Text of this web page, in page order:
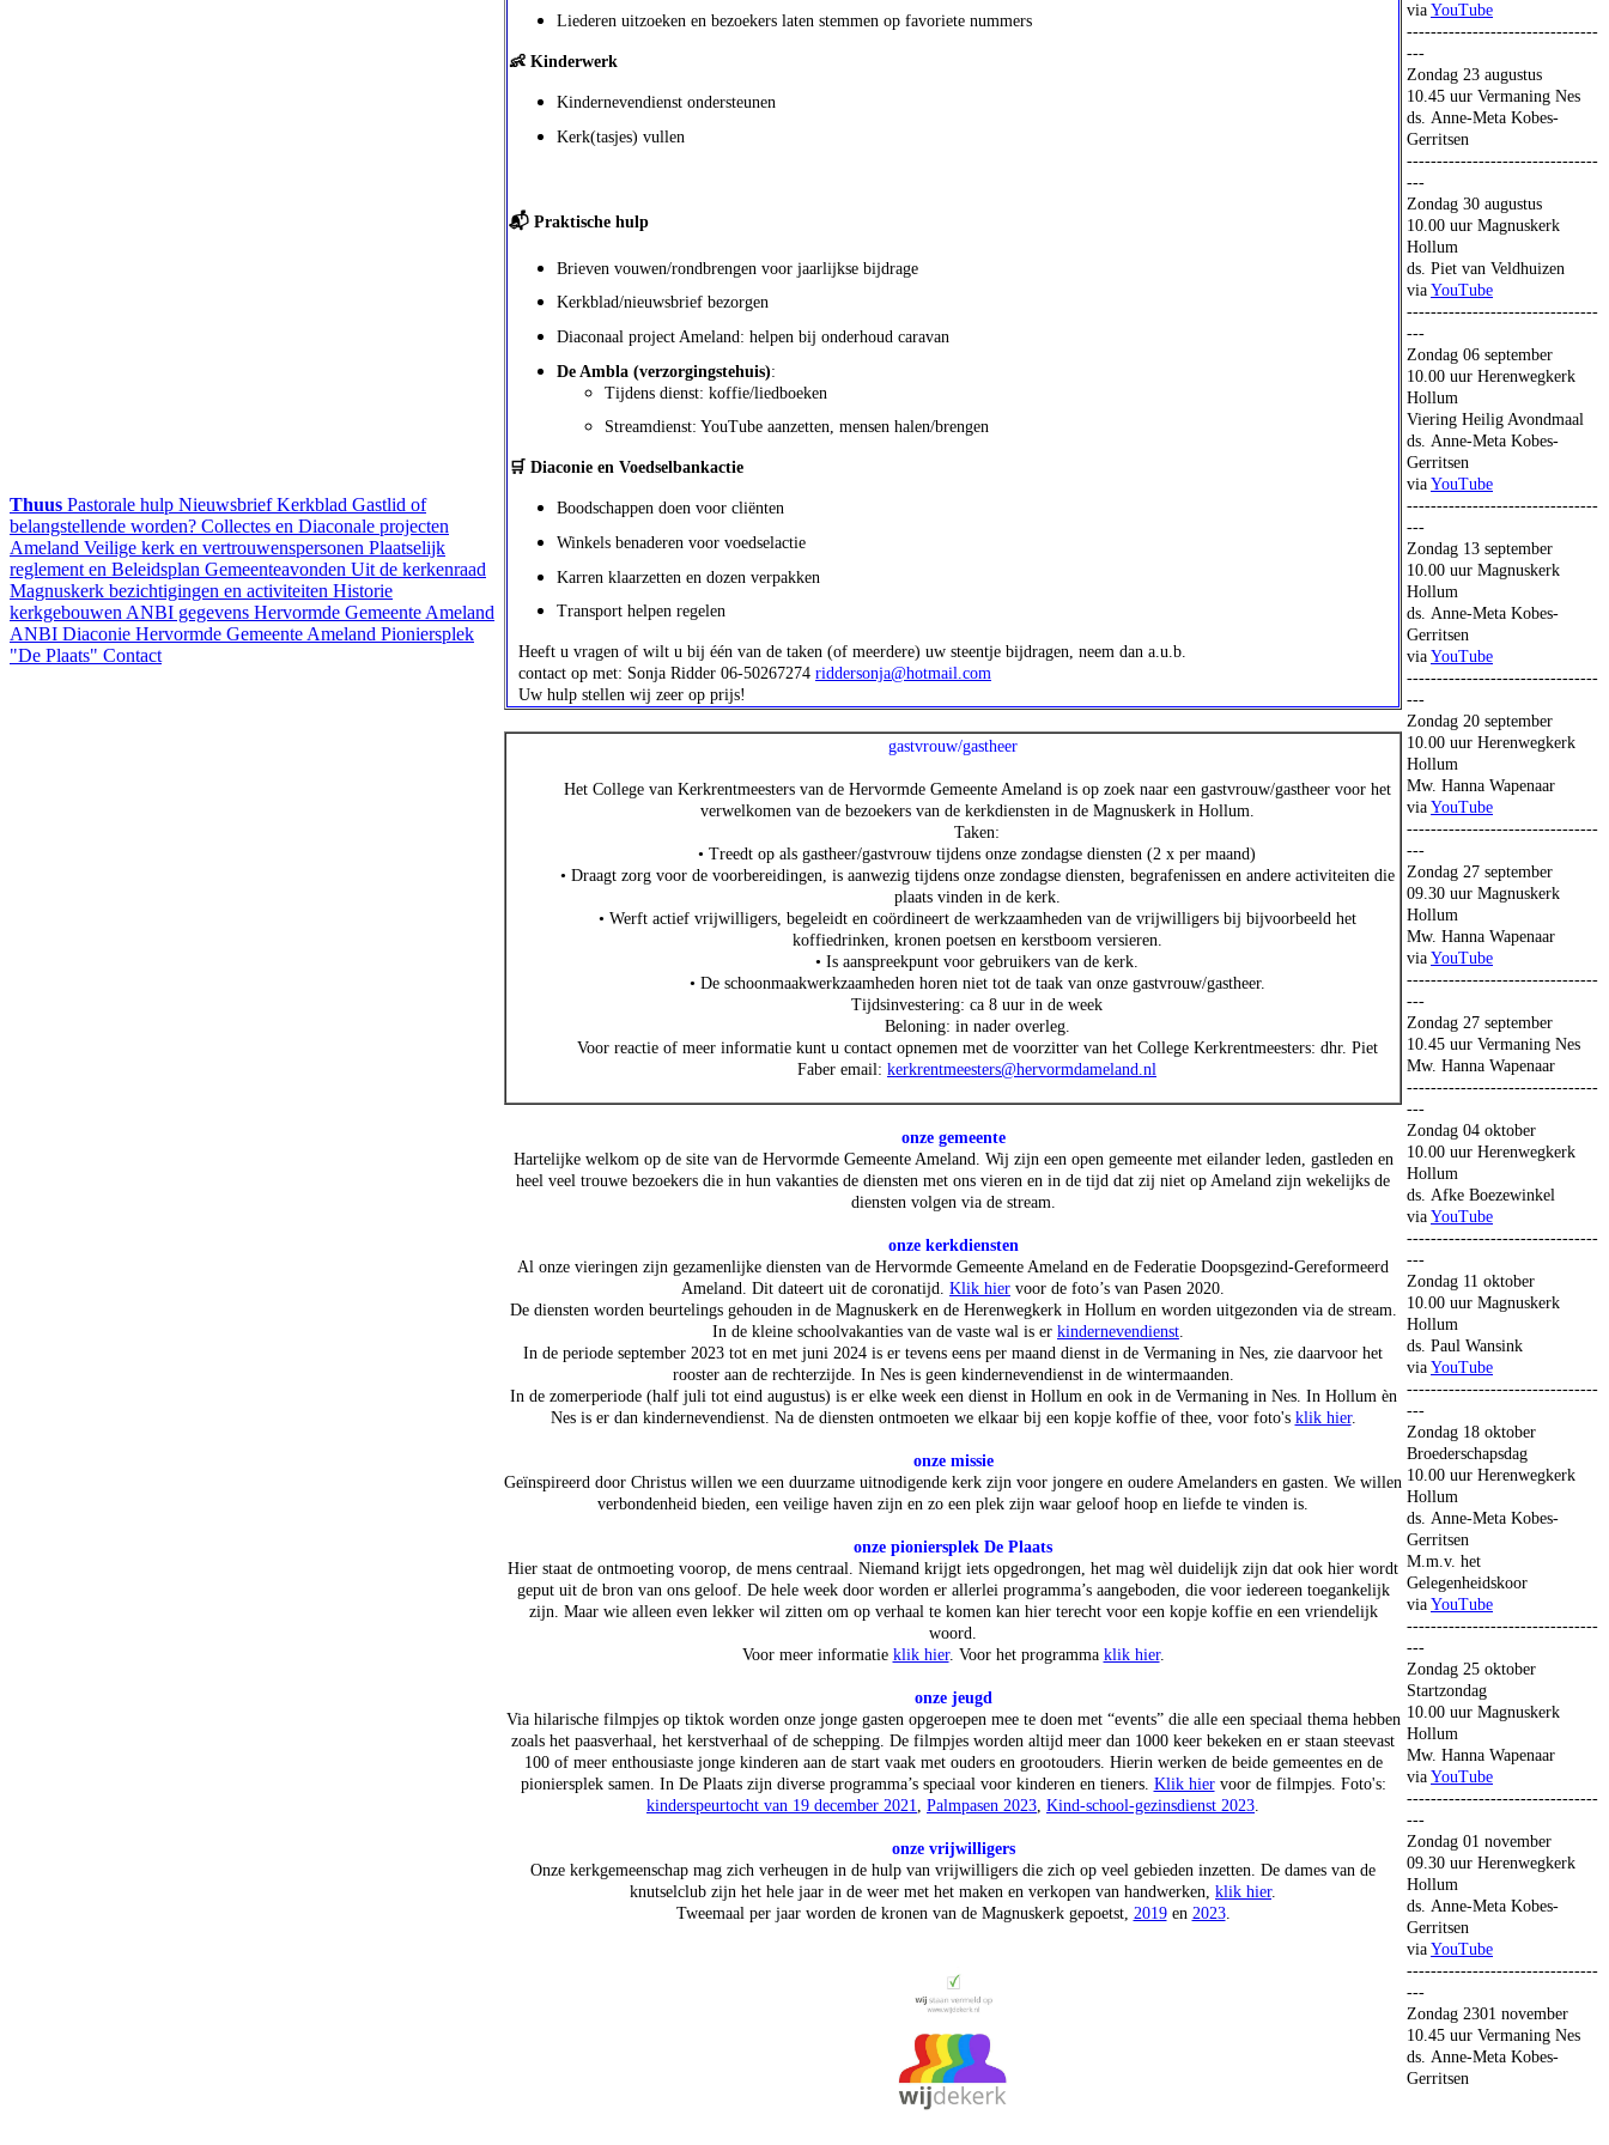
Thuus Pastorale hulp NieuwsbriefKerkblad Gastlid of
belangstellende worden? Collectes en Diaconale projecten
Ameland Veilige kerk en vertrouwenspersonen Plaatselijk
reglement en Beleidsplan Gemeenteavonden Uit de kerkenraad
Magnuskerk bezichtigingen en activiteiten Historie
kerkgebouwen ANBI gegevens Hervormde Gemeente Ameland
ANBI Diaconie Hervormde Gemeente Ameland Pioniersplek
"De Plaats" Contact
Liederen uitzoeken en bezoekers laten stemmen op favoriete nummers
👶 Kinderwerk
Kindernevendienst ondersteunen
Kerk(tasjes) vullen
📬 Praktische hulp
Brieven vouwen/rondbrengen voor jaarlijkse bijdrage
Kerkblad/nieuwsbrief bezorgen
Diaconaal project Ameland: helpen bij onderhoud caravan
De Ambla (verzorgingstehuis):
Tijdens dienst: koffie/liedboeken
Streamdienst: YouTube aanzetten, mensen halen/brengen
🛒 Diaconie en Voedselbankactie
Boodschappen doen voor cliënten
Winkels benaderen voor voedselactie
Karren klaarzetten en dozen verpakken
Transport helpen regelen
Heeft u vragen of wilt u bij één van de taken (of meerdere) uw steentje bijdragen, neem dan a.u.b.
contact op met: Sonja Ridder 06-50267274 riddersonja@hotmail.com
Uw hulp stellen wij zeer op prijs!
gastvrouw/gastheer
Het College van Kerkrentmeesters van de Hervormde Gemeente Ameland is op zoek naar een gastvrouw/gastheer voor het
verwelkomen van de bezoekers van de kerkdiensten in de Magnuskerk in Hollum.
Taken:
• Treedt op als gastheer/gastvrouw tijdens onze zondagse diensten (2 x per maand)
• Draagt zorg voor de voorbereidingen, is aanwezig tijdens onze zondagse diensten, begrafenissen en andere activiteiten die
plaats vinden in de kerk.
• Werft actief vrijwilligers, begeleidt en coördineert de werkzaamheden van de vrijwilligers bij bijvoorbeeld het
koffiedrinken, kronen poetsen en kerstboom versieren.
• Is aanspreekpunt voor gebruikers van de kerk.
• De schoonmaakwerkzaamheden horen niet tot de taak van onze gastvrouw/gastheer.
Tijdsinvestering: ca 8 uur in de week
Beloning: in nader overleg.
Voor reactie of meer informatie kunt u contact opnemen met de voorzitter van het College Kerkrentmeesters: dhr. Piet
Faber email: kerkrentmeesters@hervormdameland.nl
onze gemeente
Hartelijke welkom op de site van de Hervormde Gemeente Ameland. Wij zijn een open gemeente met eilander leden, gastleden en
heel veel trouwe bezoekers die in hun vakanties de diensten met ons vieren en in de tijd dat zij niet op Ameland zijn wekelijks de
diensten volgen via de stream.
onze kerkdiensten
Al onze vieringen zijn gezamenlijke diensten van de Hervormde Gemeente Ameland en de Federatie Doopsgezind-Gereformeerd
Ameland. Dit dateert uit de coronatijd. Klik hier voor de foto’s van Pasen 2020.
De diensten worden beurtelings gehouden in de Magnuskerk en de Herenwegkerk in Hollum en worden uitgezonden via de stream.
In de kleine schoolvakanties van de vaste wal is er kindernevendienst.
In de periode september 2023 tot en met juni 2024 is er tevens eens per maand dienst in de Vermaning in Nes, zie daarvoor het
rooster aan de rechterzijde. In Nes is geen kindernevendienst in de wintermaanden.
In de zomerperiode (half juli tot eind augustus) is er elke week een dienst in Hollum en ook in de Vermaning in Nes. In Hollum èn
Nes is er dan kindernevendienst. Na de diensten ontmoeten we elkaar bij een kopje koffie of thee, voor foto's klik hier.
onze missie
Geïnspireerd door Christus willen we een duurzame uitnodigende kerk zijn voor jongere en oudere Amelanders en gasten. We willen
verbondenheid bieden, een veilige haven zijn en zo een plek zijn waar geloof hoop en liefde te vinden is.
onze pioniersplek De Plaats
Hier staat de ontmoeting voorop, de mens centraal. Niemand krijgt iets opgedrongen, het mag wèl duidelijk zijn dat ook hier wordt
geput uit de bron van ons geloof. De hele week door worden er allerlei programma’s aangeboden, die voor iedereen toegankelijk
zijn. Maar wie alleen even lekker wil zitten om op verhaal te komen kan hier terecht voor een kopje koffie en een vriendelijk
woord.
Voor meer informatie klik hier. Voor het programma klik hier.
onze jeugd
Via hilarische filmpjes op tiktok worden onze jonge gasten opgeroepen mee te doen met “events” die alle een speciaal thema hebben
zoals het paasverhaal, het kerstverhaal of de schepping. De filmpjes worden altijd meer dan 1000 keer bekeken en er staan steevast
100 of meer enthousiaste jonge kinderen aan de start vaak met ouders en grootouders. Hierin werken de beide gemeentes en de
pioniersplek samen. In De Plaats zijn diverse programma’s speciaal voor kinderen en tieners. Klik hiervoor de filmpjes. Foto's:
kinderspeurtocht van 19 december 2021, Palmpasen 2023, Kind-school-gezinsdienst 2023.
onze vrijwilligers
Onze kerkgemeenschap mag zich verheugen in de hulp van vrijwilligers die zich op veel gebieden inzetten. De dames van de
knutselclub zijn het hele jaar in de weer met het maken en verkopen van handwerken, klik hier.
Tweemaal per jaar worden de kronen van de Magnuskerk gepoetst, 2019en 2023.
via YouTube
--------------------------------
---
Zondag 23 augustus
10.45 uur Vermaning Nes
ds. Anne-Meta Kobes-
Gerritsen
--------------------------------
---
Zondag 30 augustus
10.00 uur Magnuskerk
Hollum
ds. Piet van Veldhuizen
via YouTube
--------------------------------
---
Zondag 06 september
10.00 uur Herenwegkerk
Hollum
Viering Heilig Avondmaal
ds. Anne-Meta Kobes-
Gerritsen
via YouTube
--------------------------------
---
Zondag 13 september
10.00 uur Magnuskerk
Hollum
ds. Anne-Meta Kobes-
Gerritsen
via YouTube
--------------------------------
---
Zondag 20 september
10.00 uur Herenwegkerk
Hollum
Mw. Hanna Wapenaar
via YouTube
--------------------------------
---
Zondag 27 september
09.30 uur Magnuskerk
Hollum
Mw. Hanna Wapenaar
via YouTube
--------------------------------
---
Zondag 27 september
10.45 uur Vermaning Nes
Mw. Hanna Wapenaar
--------------------------------
---
Zondag 04 oktober
10.00 uur Herenwegkerk
Hollum
ds. Afke Boezewinkel
via YouTube
--------------------------------
---
Zondag 11 oktober
10.00 uur Magnuskerk
Hollum
ds. Paul Wansink
via YouTube
--------------------------------
---
Zondag 18 oktober
Broederschapsdag
10.00 uur Herenwegkerk
Hollum
ds. Anne-Meta Kobes-
Gerritsen
M.m.v. het
Gelegenheidskoor
via YouTube
--------------------------------
---
Zondag 25 oktober
Startzondag
10.00 uur Magnuskerk
Hollum
Mw. Hanna Wapenaar
via YouTube
--------------------------------
---
Zondag 01 november
09.30 uur Herenwegkerk
Hollum
ds. Anne-Meta Kobes-
Gerritsen
via YouTube
--------------------------------
---
Zondag 2301 november
10.45 uur Vermaning Nes
ds. Anne-Meta Kobes-
Gerritsen